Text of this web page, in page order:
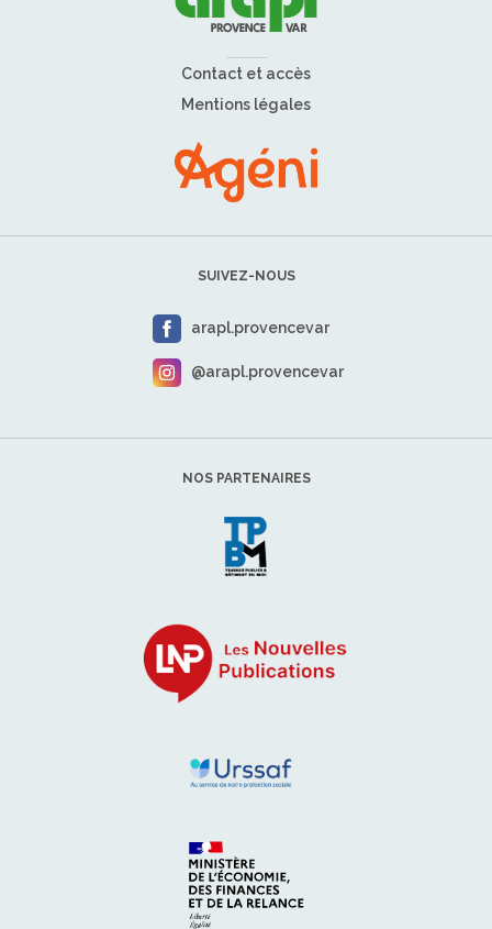
Contact et accès
Mentions légales
SUIVEZ-NOUS
arapl.provencevar
@arapl.provencevar
NOS PARTENAIRES